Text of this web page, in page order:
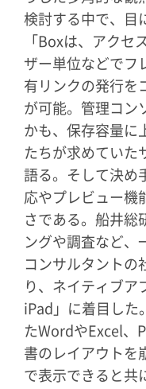
検討する中で、目
「Boxは、アクセ
ザー単位などでフ
有リンクの発行を
が可能。管理コン
かも、保存容量に
たちが求めていた
語る。そして決め
応やプレビュー機
さである。船井総
ングや調査など、
コンサルタントの
り、ネイティブ
iPad」に着目した
たWordやExcel、
書のレイアウトを
で表示できると共